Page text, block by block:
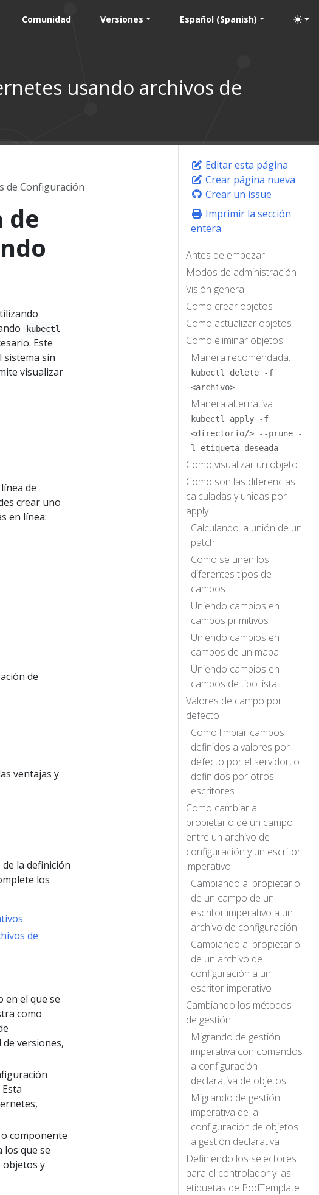
Comunidad Versiones Español (Spanish)
usando archivos de
Editar esta página
Crear página nueva
Crear un issue
Imprimir la sección
entera
Antes de empezar
Modos de administración
Visión general
Como crear objetos
Como actualizar objetos
Como eliminar objetos
Manera recomendada:
kubectl delete -f
<archivo>
Manera alternativa:
kubectl apply -f
<directorio/> --prune -
l etiqueta=deseada
Como visualizar un objeto
Como son las diferencias
calculadas y unidas por
apply
Calculando la unión de un
patch
Como se unen los
diferentes tipos de
campos
Uniendo cambios en
campos primitivos
Uniendo cambios en
campos de un mapa
Uniendo cambios en
campos de tipo lista
Valores de campo por
defecto
Como limpiar campos
definidos a valores por
defecto por el servidor, o
definidos por otros
escritores
Como cambiar al
propietario de un campo
entre un archivo de
configuración y un escritor
imperativo
Cambiando al propietario
de un campo de un
escritor imperativo a un
archivo de configuración
Cambiando al propietario
de un archivo de
configuración a un
escritor imperativo
Cambiando los métodos
de gestión
Migrando de gestión
imperativa con comandos
a configuración
declarativa de objetos
Migrando de gestión
imperativa de la
configuración de objetos
a gestión declarativa
Definiendo los selectores
para el controlador y las
etiquetas de PodTemplate
de Configuración
de
kubectl
Este
sin
visualizar
de
crear uno
en línea:
de
ventajas y
la definición
los
de
en el que se
como
versiones,
componente
los que se
objetos y